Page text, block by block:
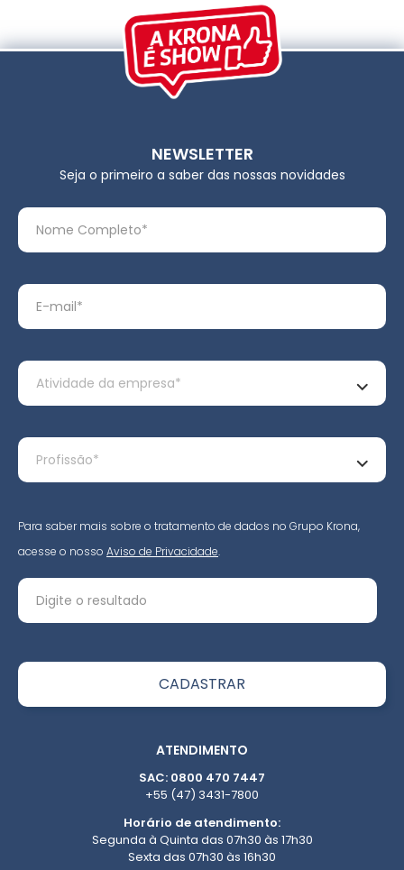
NEWSLETTER
Seja o primeiro a saber das nossas novidades
Para saber mais sobre o tratamento de dados no Grupo Krona,
acesse o nosso Aviso de Privacidade.
ATENDIMENTO
SAC: 0800 470 7447
+55 (47) 3431-7800
Horário de atendimento:
Segunda à Quinta das 07h30 às 17h30
Sexta das 07h30 às 16h30